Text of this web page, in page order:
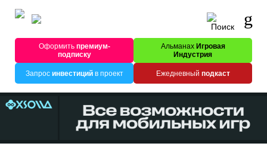
Оформитьпремиум-
подписку
Альманах Игровая
Индустрия
Запрос инвестицийв проект Ежедневный подкаст